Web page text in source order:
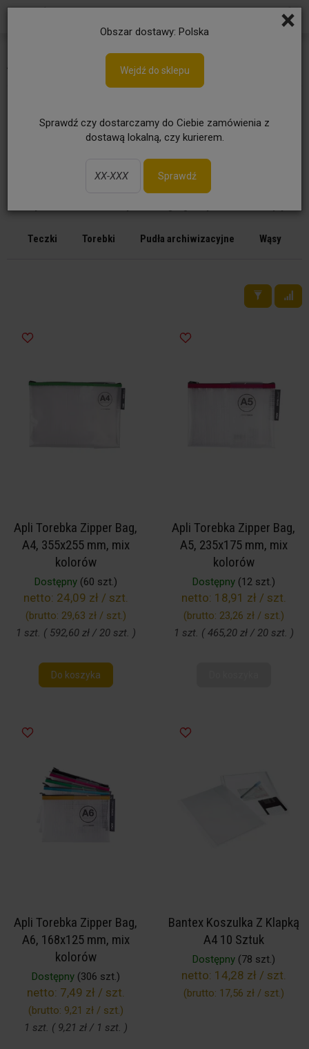
×
Obszar dostawy: Polska
Wejdź do sklepu
Sprawdź czy dostarczamy do Ciebie zamówienia z
dostawą lokalną, czy kurierem.
Sprawdź
Archiwizacja dokumentów
Klipsy i spinki archiwizacyjne
Listwy zaciskające i samoprzylepne
Teczki Torebki Pudła archiwizacyjne Wąsy
Apli Torebka Zipper Bag,
A4, 355x255 mm, mix
kolorów
Dostępny(60 szt.)
netto: 24,09 zł / szt.
(brutto: 29,63 zł / szt.)
1 szt. ( 592,60 zł / 20 szt. )
Do koszyka
Apli Torebka Zipper Bag,
A5, 235x175 mm, mix
kolorów
Dostępny(12 szt.)
netto: 18,91 zł / szt.
(brutto: 23,26 zł / szt.)
1 szt. ( 465,20 zł / 20 szt. )
Apli Torebka Zipper Bag,
A6, 168x125 mm, mix
kolorów
Dostępny(306 szt.)
netto: 7,49 zł / szt.
(brutto: 9,21 zł / szt.)
1 szt. ( 9,21 zł / 1 szt. )
Bantex Koszulka Z Klapką
A4 10 Sztuk
Dostępny(78 szt.)
netto: 14,28 zł / szt.
(brutto: 17,56 zł / szt.)